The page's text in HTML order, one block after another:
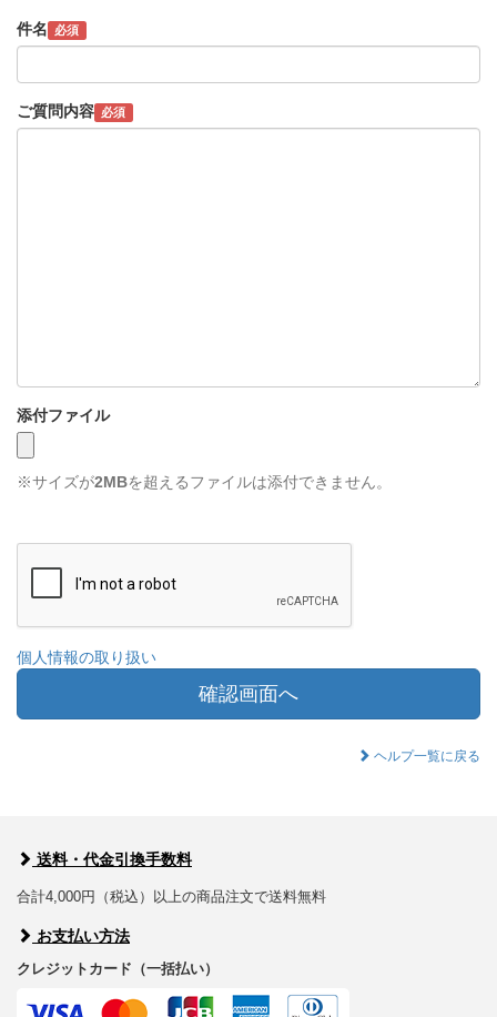
件名 必須
ご質問内容 必須
添付ファイル
※サイズが2MBを超えるファイルは添付できません。
個人情報の取り扱い
確認画面へ
ヘルプ一覧に戻る
送料・代金引換手数料
合計4,000円（税込）以上の商品注文で送料無料
お支払い方法
クレジットカード（一括払い）